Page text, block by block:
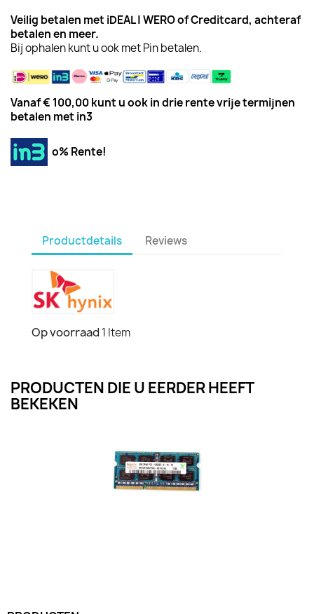
Veilig betalen met iDEAL | WERO of Creditcard, achteraf
betalenen meer.
Bij ophalen kunt u ook met Pin betalen.
Vanaf € 100,00 kunt u ook in drie rente vrije termijnen
betalen met in3
o% Rente!
Productdetails Reviews
Op voorraad 1 Item
PRODUCTEN DIE U EERDER HEEFT
BEKEKEN